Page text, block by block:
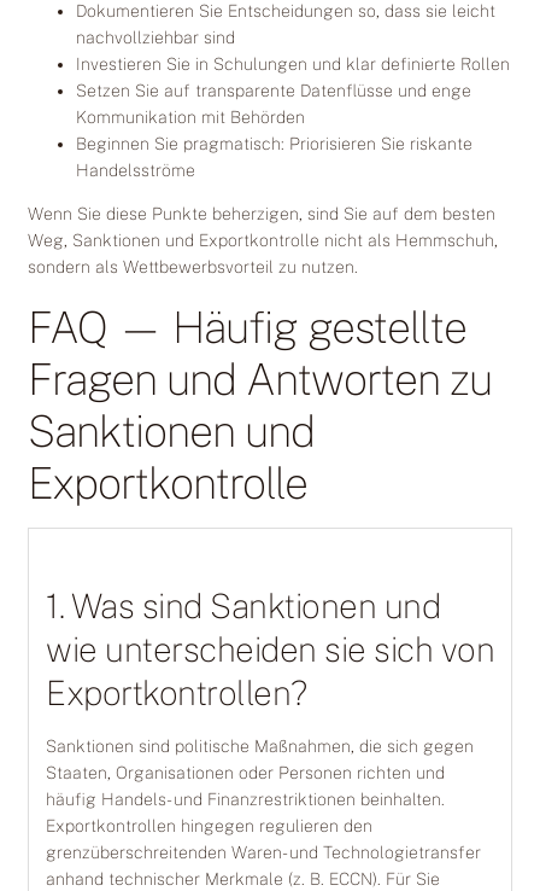
Dokumentieren Sie Entscheidungen so, dass sie leicht
nachvollziehbar sind
Investieren Sie in Schulungen und klar definierte Rollen
Setzen Sie auf transparente Datenflüsse und enge
Kommunikation mit Behörden
Beginnen Sie pragmatisch: Priorisieren Sie riskante
Handelsströme
Wenn Sie diese Punkte beherzigen, sind Sie auf dem besten
Weg, Sanktionen und Exportkontrolle nicht als Hemmschuh,
sondern als Wettbewerbsvorteil zu nutzen.
FAQ — Häufig gestellte
Fragen und Antworten zu
Sanktionen und
Exportkontrolle
1. Was sind Sanktionen und
wie unterscheiden sie sich von
Exportkontrollen?
Sanktionen sind politische Maßnahmen, die sich gegen
Staaten, Organisationen oder Personen richten und
häufig Handels- und Finanzrestriktionen beinhalten.
Exportkontrollen hingegen regulieren den
grenzüberschreitenden Waren- und Technologietransfer
anhand technischer Merkmale (z. B. ECCN). Für Sie